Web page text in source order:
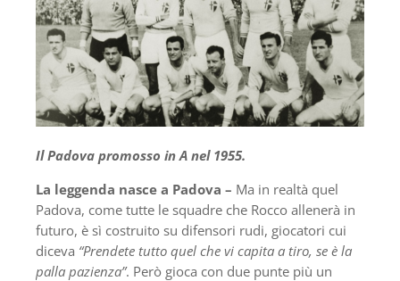
Il Padova promosso in A nel 1955.
La leggenda nasce a Padova – Ma in realtà quel
Padova, come tutte le squadre che Rocco allenerà in
futuro, è sì costruito su difensori rudi, giocatori cui
diceva “Prendete tutto quel che vi capita a tiro, se è la
palla pazienza”. Però gioca con due punte più un